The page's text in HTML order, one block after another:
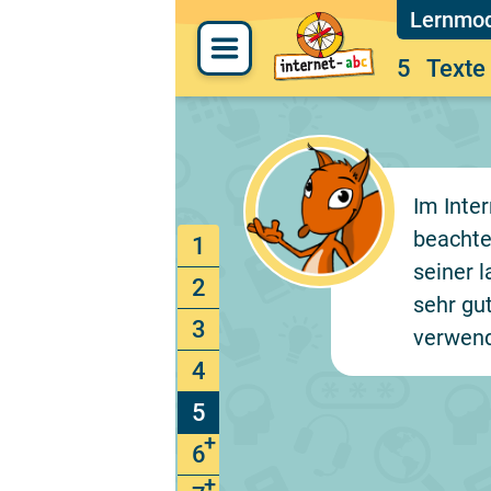
5
1
2
3
4
5
6
Im
seiner
sehr